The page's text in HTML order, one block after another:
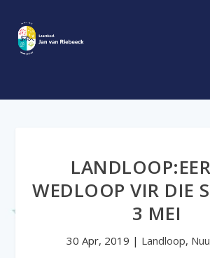
WEDLOOP VIR DIE
3 MEI
30 Apr, 2019 | Landloop,